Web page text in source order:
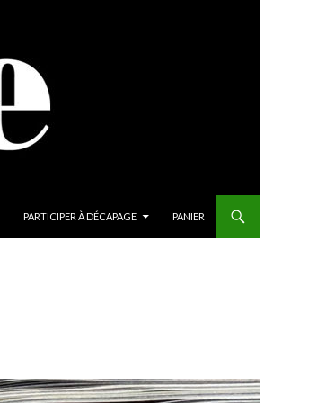
PARTICIPER À DÉCAPAGE PANIER